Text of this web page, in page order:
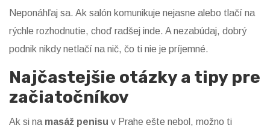
Neponáhľaj sa. Ak salón komunikuje nejasne alebo tlačí na
rýchle rozhodnutie, choď radšej inde. A nezabúdaj, dobrý
podnik nikdy netlačí na nič, čo ti nie je príjemné.
Najčastejšie otázky a tipy pre
začiatočníkov
Ak si na masáž penisu v Prahe ešte nebol, možno ti